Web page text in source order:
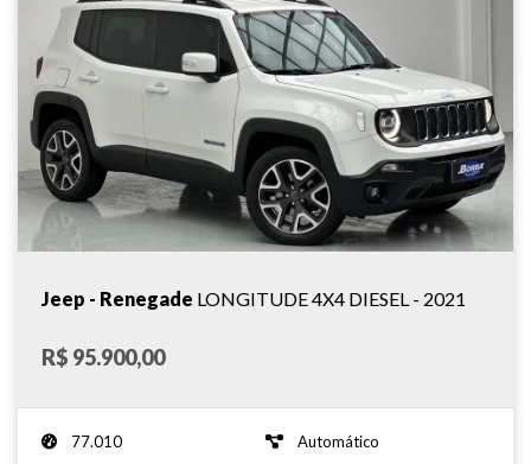
Jeep - Renegade LONGITUDE 4X4 DIESEL - 2021
R$ 95.900,00
77.010 Automático